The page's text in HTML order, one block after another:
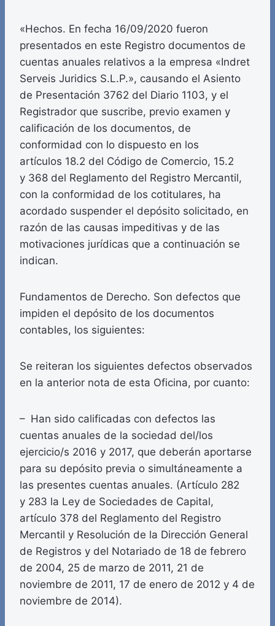
«Hechos. En fecha 16/09/2020 fueron
presentados en este Registro documentos de
cuentas anuales relativos a la empresa «Indret
Serveis Juridics S.L.P.», causando el Asiento
de Presentación 3762 del Diario 1103, y el
Registrador que suscribe, previo examen y
calificación de los documentos, de
conformidad con lo dispuesto en los
artículos 18.2 del Código de Comercio, 15.2
y 368 del Reglamento del Registro Mercantil,
con la conformidad de los cotitulares, ha
acordado suspender el depósito solicitado, en
razón de las causas impeditivas y de las
motivaciones jurídicas que a continuación se
indican.
Fundamentos de Derecho. Son defectos que
impiden el depósito de los documentos
contables, los siguientes:
Se reiteran los siguientes defectos observados
en la anterior nota de esta Oficina, por cuanto:
– Han sido calificadas con defectos las
cuentas anuales de la sociedad del/los
ejercicio/s 2016 y 2017, que deberán aportarse
para su depósito previa o simultáneamente a
las presentes cuentas anuales. (Artículo 282
y 283 la Ley de Sociedades de Capital,
artículo 378 del Reglamento del Registro
Mercantil y Resolución de la Dirección General
de Registros y del Notariado de 18 de febrero
de 2004, 25 de marzo de 2011, 21 de
noviembre de 2011, 17 de enero de 2012 y 4 de
noviembre de 2014).